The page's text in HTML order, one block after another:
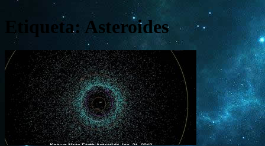
Etiqueta: Asteroides